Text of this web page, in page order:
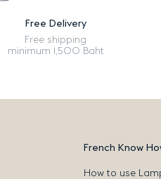
Free Delivery
Free shipping
minimum 1,500 Baht
French Know
How to use